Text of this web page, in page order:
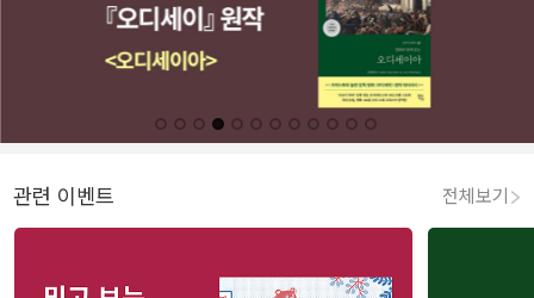
관련 이벤트 전체보기